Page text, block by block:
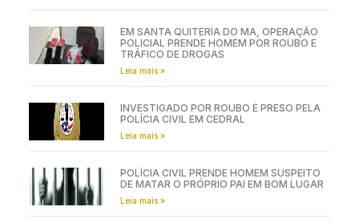
EM SANTA QUITÉRIA DO MA, OPERAÇÃO
POLICIAL PRENDE HOMEM POR ROUBO E
TRÁFICO DE DROGAS
Leia mais »
INVESTIGADO POR ROUBO É PRESO PELA
POLÍCIA CIVIL EM CEDRAL
Leia mais »
POLÍCIA CIVIL PRENDE HOMEM SUSPEITO
DE MATAR O PRÓPRIO PAI EM BOM LUGAR
Leia mais »